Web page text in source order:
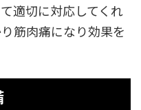
適切に対応してくれ
筋肉痛になり効果を